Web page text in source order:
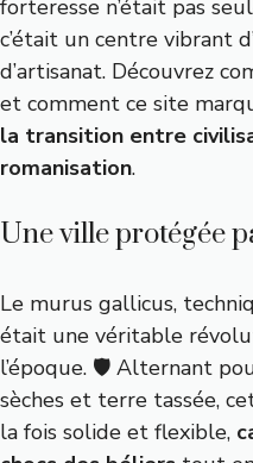
forteresse n’était pas
c’était un centre vibrant
d’artisanat. Découvrez
et comment ce site
la transition entre
romanisation.
Une ville protégée
Le murus gallicus,
était une véritable
l’époque. 🛡️ Alternant
sèches et terre tassée,
la fois solide et flexible,